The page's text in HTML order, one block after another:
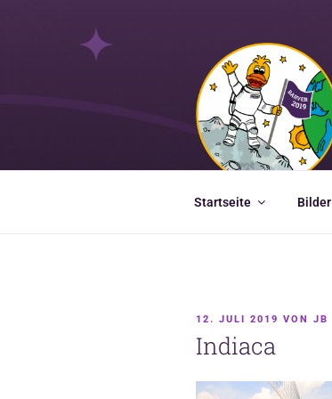
Startseite Bilder
VERÖFFENTLICHT
12. JULI 2019 VON JB
Indiaca